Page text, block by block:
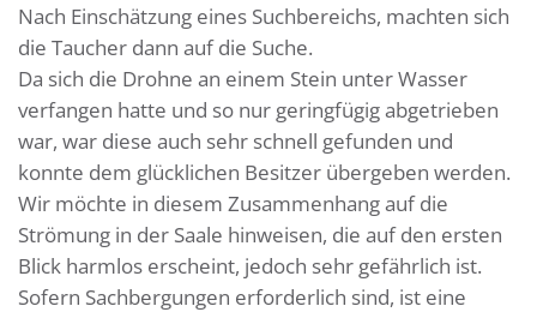
Nach Einschätzung eines Suchbereichs, machten sich
die Taucher dann auf die Suche.
Da sich die Drohne an einem Stein unter Wasser
verfangen hatte und so nur geringfügig abgetrieben
war, war diese auch sehr schnell gefunden und
konnte dem glücklichen Besitzer übergeben werden.
Wir möchte in diesem Zusammenhang auf die
Strömung in der Saale hinweisen, die auf den ersten
Blick harmlos erscheint, jedoch sehr gefährlich ist.
Sofern Sachbergungen erforderlich sind, ist eine